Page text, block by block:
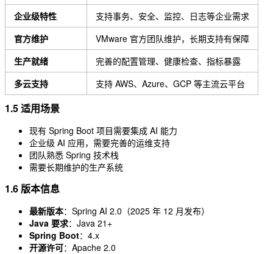
企业级特性
支持事务、安全、监控、日志等企业需求
官方维护
VMware 官方团队维护，长期支持有保障
生产就绪
完善的配置管理、健康检查、指标暴露
多云支持
支持 AWS、Azure、GCP 等主流云平台
1.5 适用场景
现有 Spring Boot 项目需要集成 AI 能力
企业级 AI 应用，需要完善的运维支持
团队熟悉 Spring 技术栈
需要长期维护的生产系统
1.6 版本信息
最新版本：Spring AI 2.0（2025 年 12 月发布）
Java 要求：Java 21+
Spring Boot：4.x
开源许可：Apache 2.0